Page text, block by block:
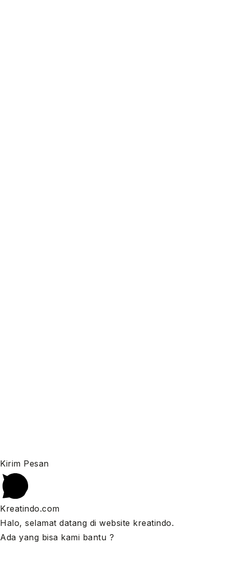
Kirim Pesan
Kreatindo.com
Halo, selamat datang di website kreatindo.
Ada yang bisa kami bantu ?